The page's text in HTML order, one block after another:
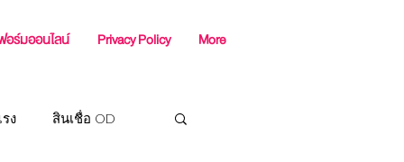
อร์มออนไลน์ Privacy Policy More
ง สินเชื่อ OD